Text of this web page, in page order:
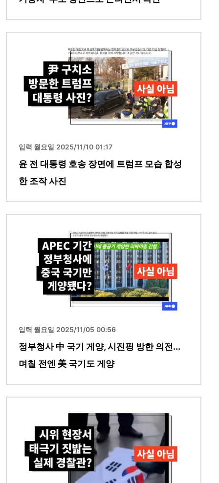
입력 월요일 2025/11/10 01:17
윤 전 대통령 호송 장면에 트럼프 모습 합성
한 조작 사진
입력 월요일 2025/11/05 00:56
정부청사 中 국기 게양, 시진핑 방한 의전...
며칠 전엔 美 국기도 게양